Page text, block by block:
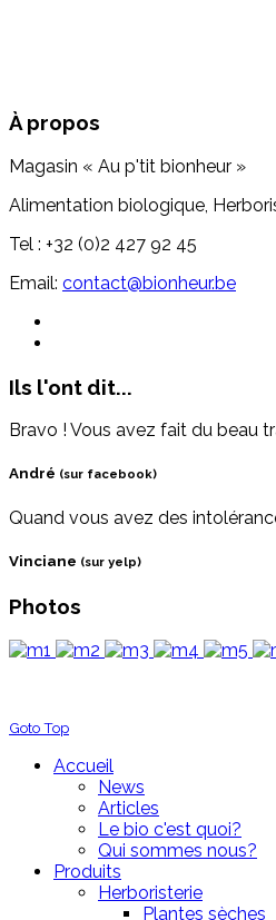
À propos
Magasin « Au p'tit bionheur »
Alimentation biologique,
Tel : +32 (0)2 427 92 45
Email: contact@bionheur.be
Ils l'ont dit...
Bravo ! Vous avez fait du beau
André (sur facebook)
Quand vous avez des
Vinciane (sur yelp)
Photos
Goto Top
Accueil
News
Articles
Le bio c'est quoi?
Qui sommes nous?
Produits
Herboristerie
Plantes sèches